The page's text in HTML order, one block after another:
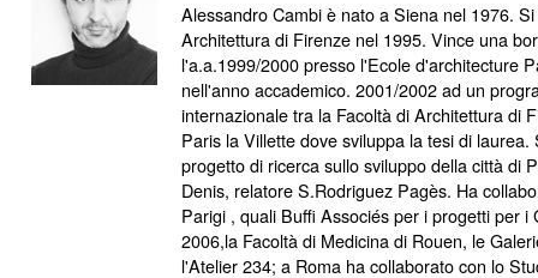
Alessandro Cambi è nato a Siena nel 1976.
Architettura di Firenze nel 1995. Vince una
l'a.a.1999/2000 presso l'Ecole d'architecture
nell'anno accademico. 2001/2002 ad un
internazionale tra la Facoltà di Architettura di
Paris la Villette dove sviluppa la tesi di
progetto di ricerca sullo sviluppo della città di
Denis, relatore S.Rodriguez Pagès. Ha
Parigi , quali Buffi Associés per i progetti per i
2006,la Facoltà di Medicina di Rouen, le
l'Atelier 234; a Roma ha collaborato con lo